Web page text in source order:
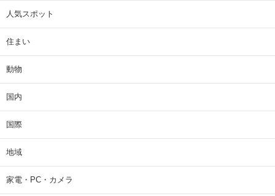
人気スポット
住まい
動物
国内
国際
地域
家電・PC・カメラ